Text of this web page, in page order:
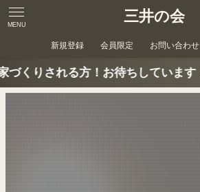
三井の会
MENU
新規登録 会員限定 お問い合わせ
待ちしています！